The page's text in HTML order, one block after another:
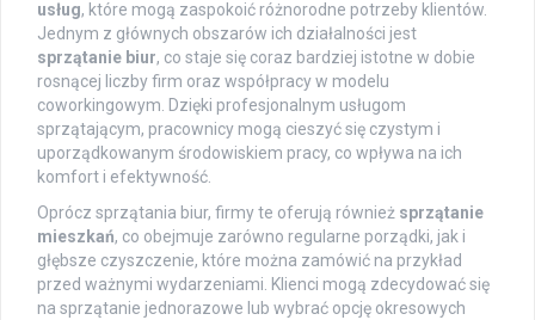
usług, które mogą zaspokoić różnorodne potrzeby klientów.
Jednym z głównych obszarów ich działalności jest
sprzątanie biur, co staje się coraz bardziej istotne w dobie
rosnącej liczby firm oraz współpracy w modelu
coworkingowym. Dzięki profesjonalnym usługom
sprzątającym, pracownicy mogą cieszyć się czystym i
uporządkowanym środowiskiem pracy, co wpływa na ich
komfort i efektywność.
Oprócz sprzątania biur, firmy te oferują również sprzątanie
mieszkań, co obejmuje zarówno regularne porządki, jak i
głębsze czyszczenie, które można zamówić na przykład
przed ważnymi wydarzeniami. Klienci mogą zdecydować się
na sprzątanie jednorazowe lub wybrać opcję okresowych